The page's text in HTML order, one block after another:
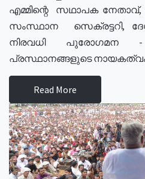
എമ്മിന്റെ സഥാപക
സംസ്ഥാന സെക്രട്ടറി,
നിരവധി
പ്രസ്ഥാനങ്ങളുടെ
Read More